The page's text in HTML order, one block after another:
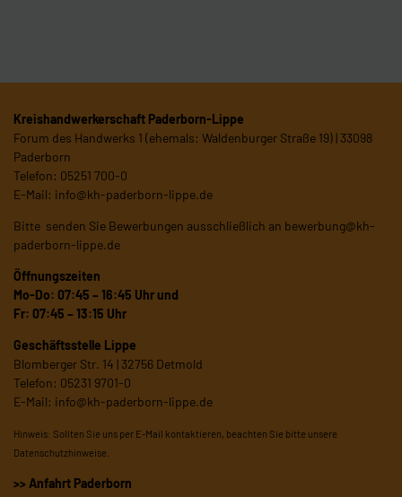
Kreishandwerkerschaft Paderborn-Lippe
Forum des Handwerks 1 (ehemals: Waldenburger Straße 19) | 33098
Paderborn
Telefon: 05251 700-0
E-Mail: info@kh-paderborn-lippe.de
Bitte senden Sie Bewerbungen ausschließlich an bewerbung@kh-
paderborn-lippe.de
Öffnungszeiten
Mo-Do: 07:45 – 16:45 Uhr und
Fr: 07:45 – 13:15 Uhr
Geschäftsstelle Lippe
Blomberger Str. 14 | 32756 Detmold
Telefon: 05231 9701-0
E-Mail: info@kh-paderborn-lippe.de
Hinweis: Sollten Sie uns per E-Mail kontaktieren, beachten Sie bitte unsere
Datenschutzhinweise
>> Anfahrt Paderborn